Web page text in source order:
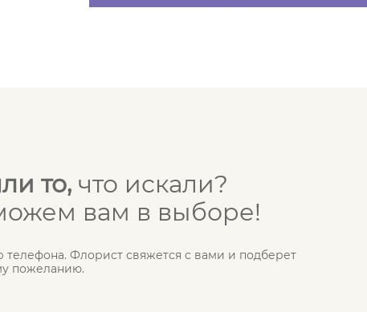
то, что искали?
вам в выборе!
телефона. Флорист свяжется с вами и подберет
пожеланию.